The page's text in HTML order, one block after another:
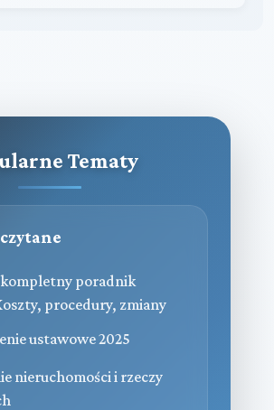
Tematy
kompletny poradnik
procedury, zmiany
ustawowe 2025
nieruchomości i rzeczy